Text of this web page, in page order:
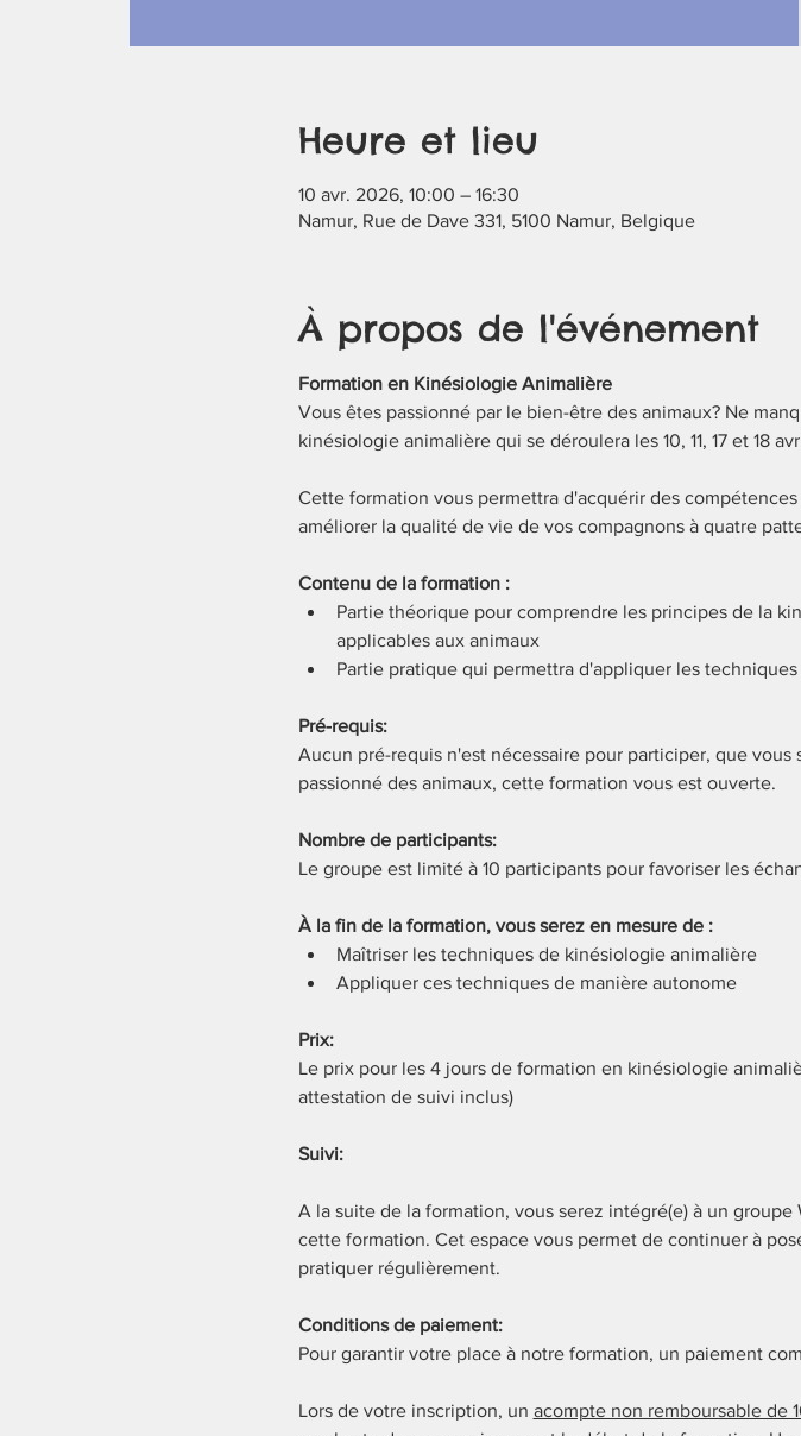
Heure et lieu
10 avr. 2026, 10:00 – 16:30
Namur, Rue de Dave 331, 5100 Namur, Belgique
À propos de l'événement
Formation en Kinésiologie Animalière
Vous êtes passionné par le bien-être des animaux? Ne
kinésiologie animalière qui se déroulera les 10, 11, 17 et 18
Cette formation vous permettra d'acquérir des
améliorer la qualité de vie de vos compagnons à quatre
Contenu de la formation :
Partie théorique pour comprendre les principes de la
applicables aux animaux
Partie pratique qui permettra d'appliquer les
Pré-requis:
Aucun pré-requis n'est nécessaire pour participer, que
passionné des animaux, cette formation vous est ouverte.
Nombre de participants:
Le groupe est limité à 10 participants pour favoriser les
À la fin de la formation, vous serez en mesure de :
Maîtriser les techniques de kinésiologie animalière
Appliquer ces techniques de manière autonome
Prix:
Le prix pour les 4 jours de formation en kinésiologie
attestation de suivi inclus)
Suivi:
A la suite de la formation, vous serez intégré(e) à un
cette formation. Cet espace vous permet de continuer à
pratiquer régulièrement.
Conditions de paiement:
Pour garantir votre place à notre formation, un paiement
Lors de votre inscription, un acompte non remboursable de